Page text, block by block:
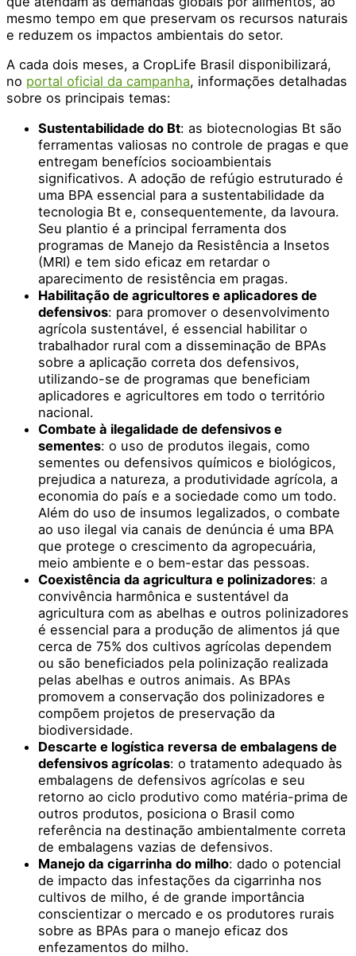
mesmo tempo em que preservam os recursos naturais
e reduzem os impactos ambientais do setor.
A cada dois meses, a CropLife Brasil disponibilizará,
no portal oficial da campanha, informações detalhadas
sobre os principais temas:
Sustentabilidade do Bt: as biotecnologias Bt são
ferramentas valiosas no controle de pragas e que
entregam benefícios socioambientais
significativos. A adoção de refúgio estruturado é
uma BPA essencial para a sustentabilidade da
tecnologia Bt e, consequentemente, da lavoura.
Seu plantio é a principal ferramenta dos
programas de Manejo da Resistência a Insetos
(MRI) e tem sido eficaz em retardar o
aparecimento de resistência em pragas.
Habilitação de agricultores e aplicadores de
defensivos: para promover o desenvolvimento
agrícola sustentável, é essencial habilitar o
trabalhador rural com a disseminação de BPAs
sobre a aplicação correta dos defensivos,
utilizando-se de programas que beneficiam
aplicadores e agricultores em todo o território
nacional.
Combate à ilegalidade de defensivos e
sementes: o uso de produtos ilegais, como
sementes ou defensivos químicos e biológicos,
prejudica a natureza, a produtividade agrícola, a
economia do país e a sociedade como um todo.
Além do uso de insumos legalizados, o combate
ao uso ilegal via canais de denúncia é uma BPA
que protege o crescimento da agropecuária,
meio ambiente e o bem-estar das pessoas.
Coexistência da agricultura e polinizadores: a
convivência harmônica e sustentável da
agricultura com as abelhas e outros polinizadores
é essencial para a produção de alimentos já que
cerca de 75% dos cultivos agrícolas dependem
ou são beneficiados pela polinização realizada
pelas abelhas e outros animais. As BPAs
promovem a conservação dos polinizadores e
compõem projetos de preservação da
biodiversidade.
Descarte e logística reversa de embalagens de
defensivos agrícolas: o tratamento adequado às
embalagens de defensivos agrícolas e seu
retorno ao ciclo produtivo como matéria-prima de
outros produtos, posiciona o Brasil como
referência na destinação ambientalmente correta
de embalagens vazias de defensivos.
Manejo da cigarrinha do milho: dado o potencial
de impacto das infestações da cigarrinha nos
cultivos de milho, é de grande importância
conscientizar o mercado e os produtores rurais
sobre as BPAs para o manejo eficaz dos
enfezamentos do milho.